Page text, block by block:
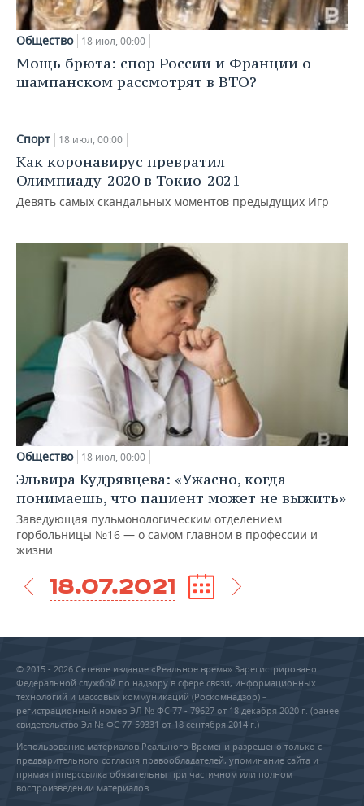
Общество 18 июл, 00:00
Мощь брюта: спор России и Франции о
шампанском рассмотрят в ВТО?
Спорт 18 июл, 00:00
Как коронавирус превратил
Олимпиаду-2020 в Токио-2021
Девять самых скандальных моментов предыдущих Игр
Общество 18 июл, 00:00
Эльвира Кудрявцева: «Ужасно, когда
понимаешь, что пациент может не выжить»
Заведующая пульмонологическим отделением
горбольницы №16 — о самом главном в профессии и
жизни
18.07.2021
© 2015 - 2026 Сетевое издание «Реальное время» Зарегистрировано
Федеральной службой по надзору в сфере связи, информационных
технологий и массовых коммуникаций (Роскомнадзор) –
регистрационный номер ЭЛ № ФС 77 - 79627 от 18 декабря 2020 г. (ранее
свидетельство Эл № ФС 77-59331 от 18 сентября 2014 г.)
Использование материалов Реального Времени разрешено только с
предварительного согласия правообладателей, упоминание сайта и
прямая гиперссылка обязательны при частичном или полном
воспроизведении материалов.